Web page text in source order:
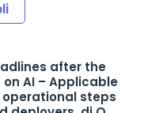
after the
AI – Applicable
steps